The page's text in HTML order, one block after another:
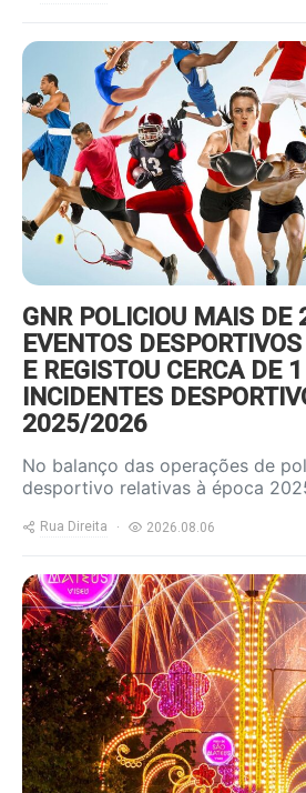
https://www.ruadireita.pt/wp-
content/uploads/2022/01/
800x600.jpg
GNR POLICIOU MAIS DE
EVENTOS DESPORTIVOS
E REGISTOU CERCA DE
INCIDENTES
2025/2026
No balanço das operações de
desportivo relativas à época
Rua Direita 2026.08.06
https://www.ruadireita.pt/wp-
content/uploads/2025/06/feira-
sao-mateus-800x600.jpg